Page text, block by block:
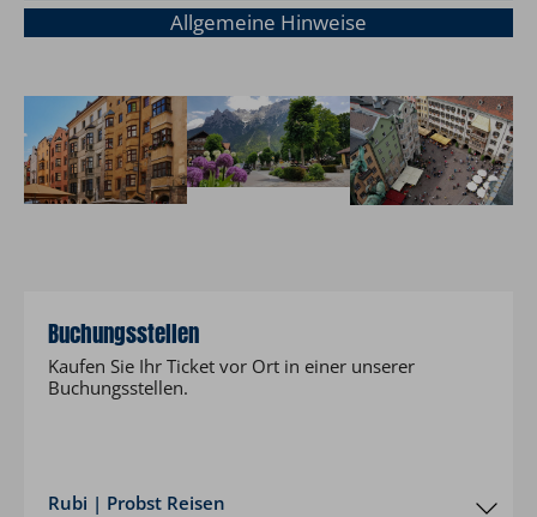
Allgemeine Hinweise
Buchungsstellen
Kaufen Sie Ihr Ticket vor Ort in einer unserer
Buchungsstellen.
Rubi | Probst Reisen